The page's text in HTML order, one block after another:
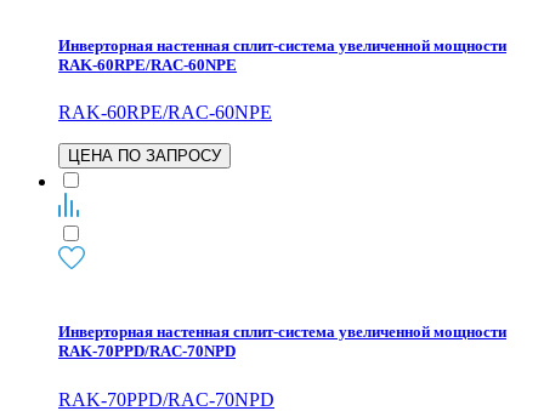
Инверторная настенная сплит-система увеличенной мощности
RAK-60RPE/RAC-60NPE
RAK-60RPE/RAC-60NPE
ЦЕНА ПО ЗАПРОСУ
Инверторная настенная сплит-система увеличенной мощности
RAK-70PPD/RAC-70NPD
RAK-70PPD/RAC-70NPD